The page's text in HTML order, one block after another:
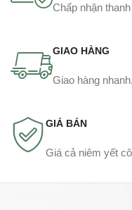
Chấp nhận
GIAO HÀNG
Giao hàng
GIÁ BÁN
Giá cả niêm yết